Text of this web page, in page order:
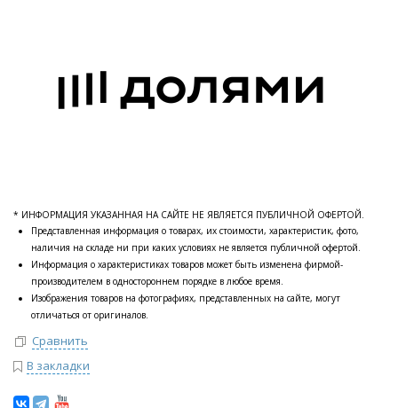
* ИНФОРМАЦИЯ УКАЗАННАЯ НА САЙТЕ НЕ ЯВЛЯЕТСЯ ПУБЛИЧНОЙ ОФЕРТОЙ.
Представленная информация о товарах, их стоимости, характеристик, фото,
наличия на складе ни при каких условиях не является публичной офертой.
Информация о характеристиках товаров может быть изменена фирмой-
производителем в одностороннем порядке в любое время.
Изображения товаров на фотографиях, представленных на сайте, могут
отличаться от оригиналов.
Сравнить
В закладки